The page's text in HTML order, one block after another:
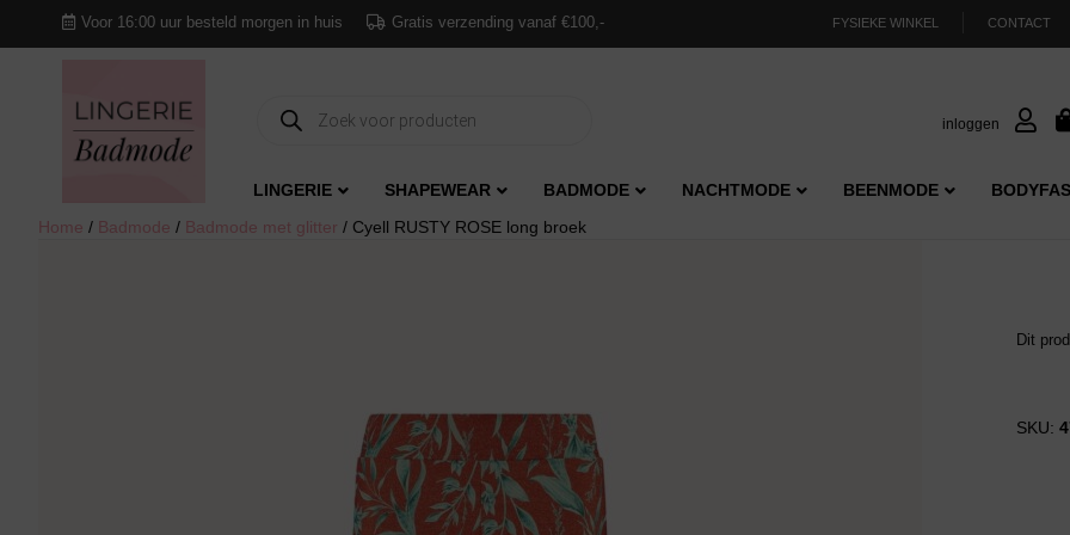
Voor 16:00 uur besteld morgen in huis Gratis verzending vanaf €100,- FYSIEKE WINKEL CONTACT
Producten
zoeken
inloggen
LINGERIE SHAPEWEAR BADMODE NACHTMODE BEENMODE
Home / Badmode / Badmode met glitter / Cyell RUSTY ROSE long broek
Dit
SKU: